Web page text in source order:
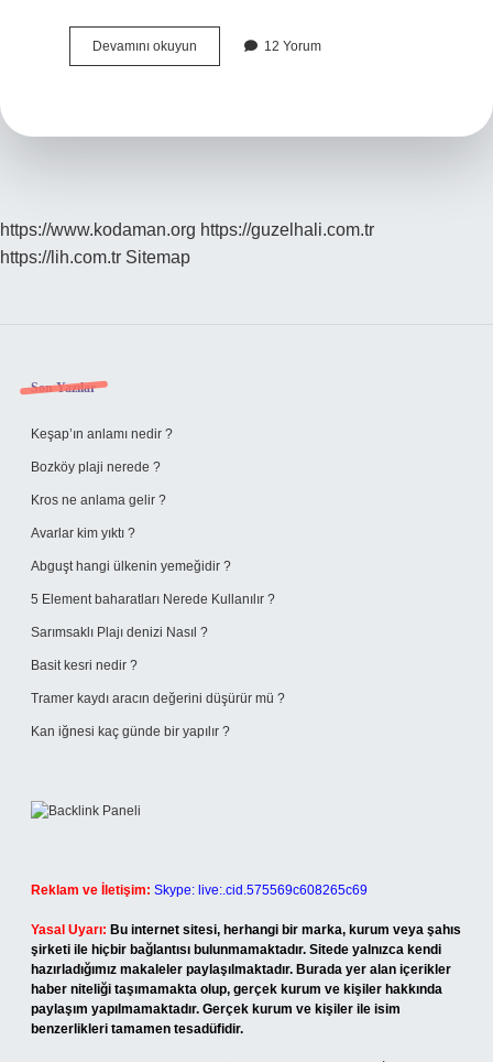
Devamını okuyun
Kaç
12 Yorum
https://www.kodaman.org https://guzelhali.com.tr
https://lih.com.tr Sitemap
Sidebar
Son Yazılar
Keşap’ın anlamı nedir ?
Bozköy plaji nerede ?
Kros ne anlama gelir ?
Avarlar kim yıktı ?
Abguşt hangi ülkenin yemeğidir ?
5 Element baharatları Nerede Kullanılır ?
Sarımsaklı Plajı denizi Nasıl ?
Basit kesri nedir ?
Tramer kaydı aracın değerini düşürür mü ?
Kan iğnesi kaç günde bir yapılır ?
Reklam ve İletişim: Skype: live:.cid.575569c608265c69
Yasal Uyarı: Bu internet sitesi, herhangi bir marka, kurum veya şahıs
şirketi ile hiçbir bağlantısı bulunmamaktadır. Sitede yalnızca kendi
hazırladığımız makaleler paylaşılmaktadır. Burada yer alan içerikler
haber niteliği taşımamakta olup, gerçek kurum ve kişiler hakkında
paylaşım yapılmamaktadır. Gerçek kurum ve kişiler ile isim
benzerlikleri tamamen tesadüfidir.